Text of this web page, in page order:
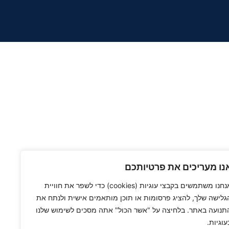
מעריכים את פרטיותכם
אנחנו משתמשים בקבצי עוגיות (cookies) כדי לשפר את חוויית
שלך, להציג פרסומות או תוכן מותאמים אישית ולנתח את
באתר. בלחיצה על "אשר הכול" אתה מסכים לשימוש שלנו